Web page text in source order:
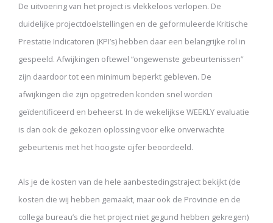
De uitvoering van het project is vlekkeloos verlopen. De
duidelijke projectdoelstellingen en de geformuleerde Kritische
Prestatie Indicatoren (KPI’s) hebben daar een belangrijke rol in
gespeeld. Afwijkingen oftewel “ongewenste gebeurtenissen”
zijn daardoor tot een minimum beperkt gebleven. De
afwijkingen die zijn opgetreden konden snel worden
geïdentificeerd en beheerst. In de wekelijkse WEEKLY evaluatie
is dan ook de gekozen oplossing voor elke onverwachte
gebeurtenis met het hoogste cijfer beoordeeld.
Als je de kosten van de hele aanbestedingstraject bekijkt (de
kosten die wij hebben gemaakt, maar ook de Provincie en de
collega bureau’s die het project niet gegund hebben gekregen)